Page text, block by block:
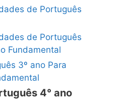
de Português
de Português
Fundamental
3º ano Para
4° ano